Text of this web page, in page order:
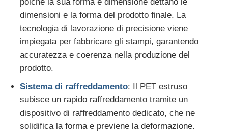
Linea di estrusione per fogli PMMA GPPS
linea di estrusione di cartone di plastica
linea di estrusione di lamiere termoformanti
Linea di produzione di fogli di PP
dimensioni e la forma del prodotto finale. La
tecnologia di lavorazione di precisione viene
impiegata per fabbricare gli stampi, garantendo
accuratezza e coerenza nella produzione del
prodotto.
Sistema di raffreddamento: Il PET estruso
subisce un rapido raffreddamento tramite un
dispositivo di raffreddamento dedicato, che ne
solidifica la forma e previene la deformazione.